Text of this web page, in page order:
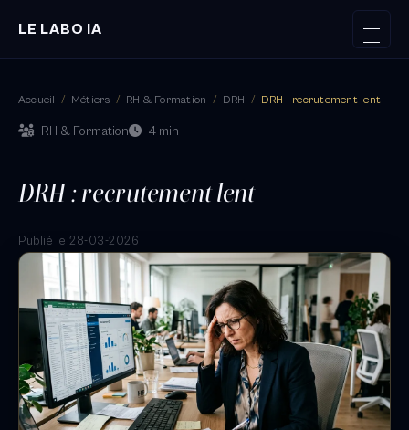
LE LABO IA
Accueil / Métiers / RH & Formation / DRH / DRH : recrutement lent
RH & Formation 4 min
DRH : recrutement lent
Publié le 28-03-2026